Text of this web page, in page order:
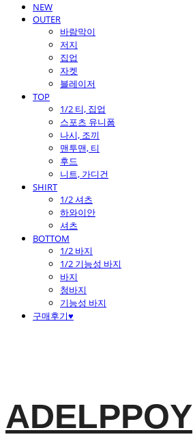
NEW
OUTER
바람막이
저지
집업
자켓
블레이저
TOP
1/2 티, 집업
스포츠 유니폼
나시, 조끼
맨투맨, 티
후드
니트, 가디건
SHIRT
1/2 셔츠
하와이안
셔츠
BOTTOM
1/2 바지
1/2 기능성 바지
바지
청바지
기능성 바지
구매후기♥
ADELPPOY